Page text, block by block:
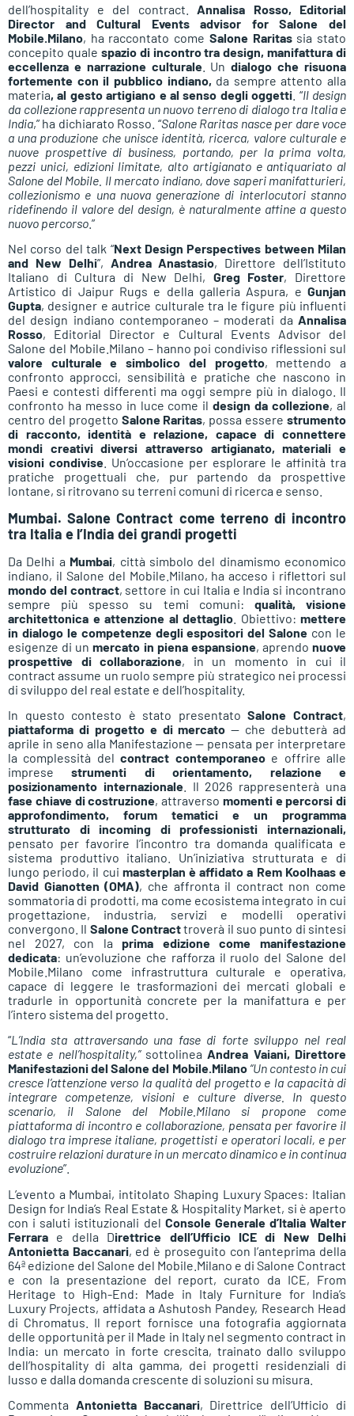
dell’hospitality e del contract. Annalisa Rosso, Editorial
Director and Cultural Events advisor for Salone del
Mobile.Milano, ha raccontato come Salone Raritassia stato
concepito quale spazio di incontro tra design, manifattura di
eccellenza e narrazione culturale. Undialogo che risuona
fortemente con il pubblico indiano, da sempre attento alla
materia, al gesto artigiano e al senso degli oggetti . “Il design
da collezione rappresenta un nuovo terreno di dialogo tra Italia e
India,” ha dichiarato Rosso. “Salone Raritas nasce per dare voce
a una produzione che unisce identità, ricerca, valore culturale e
nuove prospettive di business, portando, per la prima volta,
pezzi unici, edizioni limitate, alto artigianato e antiquariato al
Salone del Mobile. Il mercato indiano, dove saperi manifatturieri,
collezionismo e una nuova generazione di interlocutori stanno
ridefinendo il valore del design, è naturalmente affine a questo
nuovo percorso .”
Nel corso del talk “Next Design Perspectives between Milan
and New Delhi”, Andrea Anastasio, Direttore dell’Istituto
Italiano di Cultura di New Delhi, Greg Foster, Direttore
Artistico di Jaipur Rugs e della galleria Aspura, e Gunjan
Gupta, designer e autrice culturale tra le figure più influenti
del design indiano contemporaneo – moderati da Annalisa
Rosso, Editorial Director e Cultural Events Advisor del
Salone del Mobile.Milano – hanno poi condiviso riflessioni sul
valore culturale e simbolico del progetto, mettendo a
confronto approcci, sensibilità e pratiche che nascono in
Paesi e contesti differenti ma oggi sempre più in dialogo. Il
confronto ha messo in luce come ildesign da collezione, al
centro del progetto Salone Raritas, possa esserestrumento
di racconto, identità e relazione, capace di connettere
mondi creativi diversi attraverso artigianato, materiali e
visioni condivise . Un’occasione per esplorare le affinità tra
pratiche progettuali che, pur partendo da prospettive
lontane, si ritrovano su terreni comuni di ricerca e senso.
Mumbai. Salone Contract come terreno di incontro
tra Italia e l’India dei grandi progetti
Da Delhi a Mumbai, città simbolo del dinamismo economico
indiano, il Salone del Mobile.Milano, ha acceso i riflettori sul
mondo del contract, settore in cui Italia e India si incontrano
sempre più spesso su temi comuni: qualità, visione
architettonica e attenzione al dettaglio . Obiettivo: mettere
in dialogo le competenze degli espositori del Salone con le
esigenze di unmercato in piena espansione, aprendo nuove
prospettive di collaborazione, in un momento in cui il
contract assume un ruolo sempre più strategico nei processi
di sviluppo del real estate e dell’hospitality.
In questo contesto è stato presentatoSalone Contract,
piattaforma di progetto e di mercato — che debutterà ad
aprile in seno alla Manifestazione — pensata per interpretare
la complessità delcontract contemporaneoe offrire alle
impresestrumenti di orientamento, relazione e
posizionamento internazionale. Il 2026 rappresenterà una
fase chiave di costruzione, attraverso momenti e percorsi di
approfondimento, forum tematici e un programma
strutturato di incoming di professionisti internazionali,
pensato per favorire l’incontro tra domanda qualificata e
sistema produttivo italiano. Un’iniziativa strutturata e di
lungo periodo, il cui masterplan è affidato a Rem Koolhaas e
David Gianotten (OMA), che affronta il contract non come
sommatoria di prodotti, ma come ecosistema integrato in cui
progettazione, industria, servizi e modelli operativi
convergono. Il Salone Contracttroverà il suo punto di sintesi
nel 2027, con laprima edizione come manifestazione
dedicata: un’evoluzione che rafforza il ruolo del Salone del
Mobile.Milano come infrastruttura culturale e operativa,
capace di leggere le trasformazioni dei mercati globali e
tradurle in opportunità concrete per la manifattura e per
l’intero sistema del progetto.
“L’India sta attraversando una fase di forte sviluppo nel real
estate e nell’hospitality,” sottolineaAndrea Vaiani, Direttore
Manifestazioni del Salone del Mobile.Milano “Un contesto in cui
cresce l’attenzione verso la qualità del progetto e la capacità di
integrare competenze, visioni e culture diverse. In questo
scenario, il Salone del Mobile.Milano si propone come
piattaforma di incontro e collaborazione, pensata per favorire il
dialogo tra imprese italiane, progettisti e operatori locali, e per
costruire relazioni durature in un mercato dinamico e in continua
evoluzione”.
L’evento a Mumbai, intitolato Shaping Luxury Spaces: Italian
Design for India’s Real Estate & Hospitality Market, si è aperto
con i saluti istituzionali del Console Generale d’Italia Walter
Ferrara e della Direttrice dell’Ufficio ICE di New Delhi
Antonietta Baccanari, ed è proseguito con l’anteprima della
64ª edizione del Salone del Mobile.Milano e di Salone Contract
e con la presentazione del report, curato da ICE, From
Heritage to High-End: Made in Italy Furniture for India’s
Luxury Projects, affidata a Ashutosh Pandey, Research Head
di Chromatus. Il report fornisce una fotografia aggiornata
delle opportunità per il Made in Italy nel segmento contract in
India: un mercato in forte crescita, trainato dallo sviluppo
dell’hospitality di alta gamma, dei progetti residenziali di
lusso e dalla domanda crescente di soluzioni su misura.
Commenta Antonietta Baccanari, Direttrice dell’Ufficio di